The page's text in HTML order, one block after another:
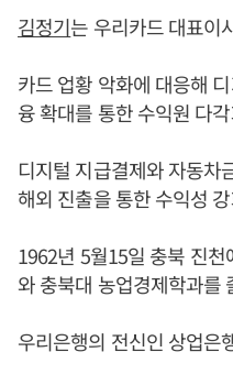
김정기는 우리카드 대표이
카드 업황 악화에 대응해
융 확대를 통한 수익원 다
디지털 지급결제와 자동차
해외 진출을 통한 수익성
1962년 5월15일 충북 진
와 충북대 농업경제학과를
우리은행의 전신인 상업은